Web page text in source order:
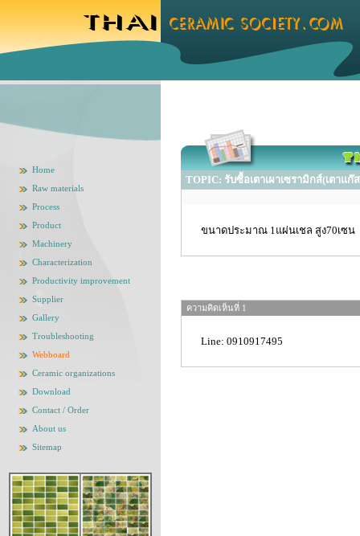
Home
Raw materials
Process
Product
Machinery
Characterization
Productivity improvement
Supplier
Gallery
Troubleshooting
Webboard
Ceramic organizations
Download
Contact / Order
About us
Sitemap
TOPIC: รับซื้อเตาเผาเซรามิกส์(เตาแก๊
ขนาดประมาณ 1แผ่นเชล สูง70เซน
ความคิดเห็นที่ 1
Line: 0910917495